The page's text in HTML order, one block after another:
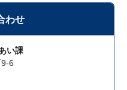
わせ
い課
6